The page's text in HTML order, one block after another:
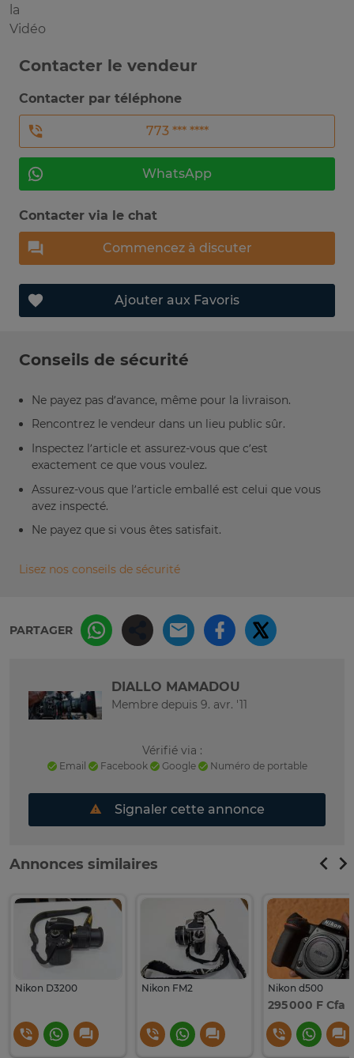
la
Vidéo
Contacter le vendeur
Contacter par téléphone
773 *** ****
WhatsApp
Contacter via le chat
Commencez à discuter
Ajouter aux Favoris
Conseils de sécurité
Ne payez pas d’avance, même pour la livraison.
Rencontrez le vendeur dans un lieu public sûr.
Inspectez l’article et assurez-vous que c’est
exactement ce que vous voulez.
Assurez-vous que l’article emballé est celui que vous
avez inspecté.
Ne payez que si vous êtes satisfait.
Lisez nos conseils de sécurité
PARTAGER
DIALLO MAMADOU
Membre depuis 9. avr. '11
Vérifié via :
Email Facebook Google Numéro de portable
Signaler cette annonce
Annonces similaires
Nikon D3200 Nikon FM2 Nikon d500
295 000 F Cfa